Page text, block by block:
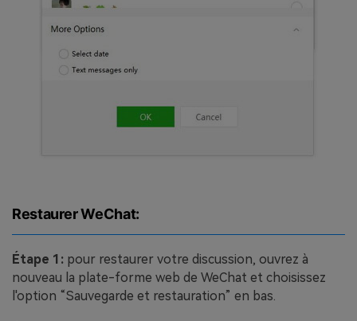
Restaurer WeChat:
Étape 1: pour restaurer votre discussion, ouvrez à
nouveau la plate-forme web de WeChat et choisissez
l'option “Sauvegarde et restauration” en bas.